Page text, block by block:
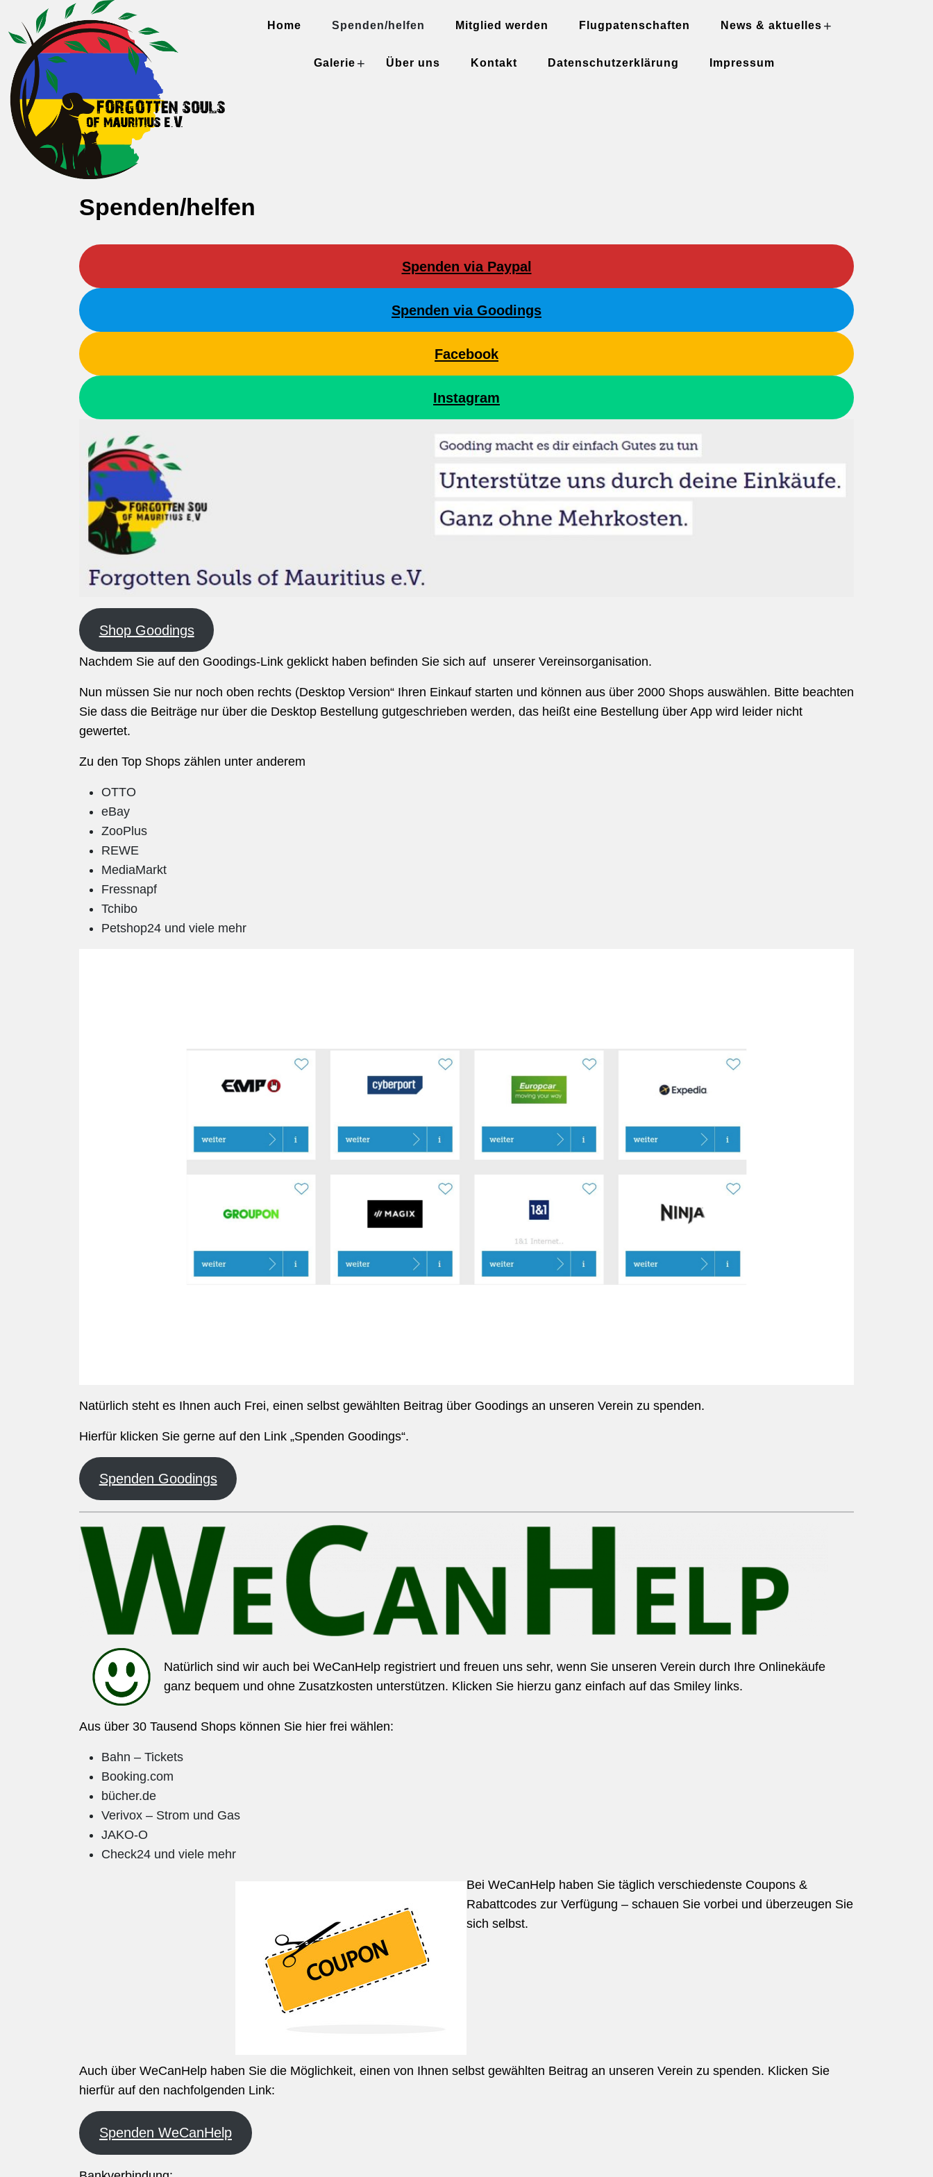
content
Home Spenden/helfen Mitglied werden Flugpatenschaften News & aktuelles +
Galerie + Über uns Kontakt Datenschutzerklärung Impressum
Spenden/helfen
Spenden via Paypal
Spenden via Goodings
Facebook
Instagram
Shop Goodings
Nachdem Sie auf den Goodings-Link geklickt haben befinden Sie sich auf unserer Vereinsorganisation.
Nun müssen Sie nur noch oben rechts (Desktop Version“ Ihren Einkauf starten und können aus über 2000 Shops auswählen. Bitte beachten
Sie dass die Beiträge nur über die Desktop Bestellung gutgeschrieben werden, das heißt eine Bestellung über App wird leider nicht
gewertet.
Zu den Top Shops zählen unter anderem
OTTO
eBay
ZooPlus
REWE
MediaMarkt
Fressnapf
Tchibo
Petshop24 und viele mehr
Natürlich steht es Ihnen auch Frei, einen selbst gewählten Beitrag über Goodings an unseren Verein zu spenden.
Hierfür klicken Sie gerne auf den Link „Spenden Goodings“.
Spenden Goodings
Natürlich sind wir auch bei WeCanHelp registriert und freuen uns sehr, wenn Sie unseren Verein durch Ihre Onlinekäufe
ganz bequem und ohne Zusatzkosten unterstützen. Klicken Sie hierzu ganz einfach auf das Smiley links.
Aus über 30 Tausend Shops können Sie hier frei wählen:
Bahn – Tickets
Booking.com
bücher.de
Verivox – Strom und Gas
JAKO-O
Check24 und viele mehr
Bei WeCanHelp haben Sie täglich verschiedenste Coupons &
Rabattcodes zur Verfügung – schauen Sie vorbei und überzeugen Sie
sich selbst.
Auch über WeCanHelp haben Sie die Möglichkeit, einen von Ihnen selbst gewählten Beitrag an unseren Verein zu spenden. Klicken Sie
hierfür auf den nachfolgenden Link:
Spenden WeCanHelp